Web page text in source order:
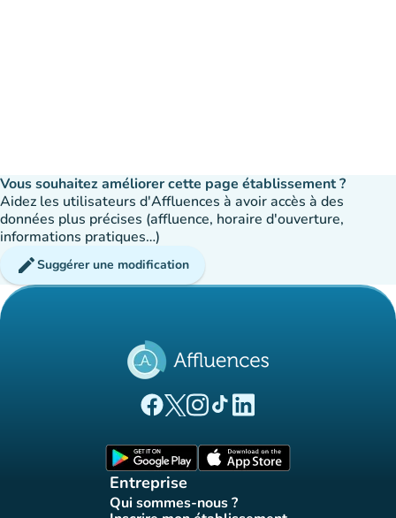
Vous souhaitez améliorer cette page établissement ?
Aidez les utilisateurs d'Affluences à avoir accès à des
données plus précises (affluence, horaire d'ouverture,
informations pratiques…)
editSuggérer une modification
(nouvel onglet)
(nouvel onglet)
(nouvel onglet)
(nouvel onglet)
(nouvel onglet)
Entreprise
Qui sommes-nous ?
(nouvel onglet)